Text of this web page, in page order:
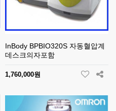
InBody BPBIO320S 자동혈압계
데스크의자포함
1,760,000원